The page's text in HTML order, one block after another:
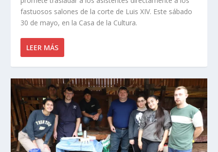
fastuosos salones de la corte de Luis XIV. Este sábado
30 de mayo, en la Casa de la Cultura.
LEER MÁS